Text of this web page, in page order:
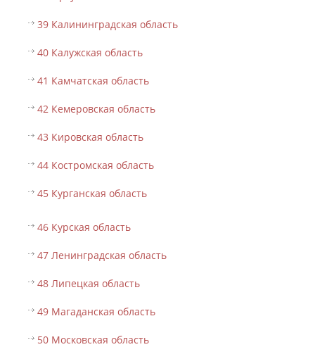
39 Калининградская область
40 Калужская область
41 Камчатская область
42 Кемеровская область
43 Кировская область
44 Костромская область
45 Курганская область
46 Курская область
47 Ленинградская область
48 Липецкая область
49 Магаданская область
50 Московская область